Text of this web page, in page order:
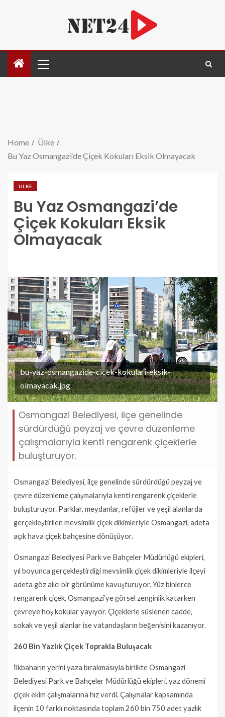
Home
Ülke
Bu Yaz Osmangazi’de Çiçek Kokuları Eksik Olmayacak
ÜLKE
Bu Yaz Osmangazi’de
Çiçek Kokuları Eksik
Olmayacak
bu-yaz-osmangazide-cicek-kokulari-eksik-
olmayacak.jpg
Osmangazi Belediyesi, ilçe genelinde
sürdürdüğü peyzaj ve çevre düzenleme
çalışmalarıyla kenti rengarenk çiçeklerle
buluşturuyor.
Osmangazi Belediyesi, ilçe genelinde sürdürdüğü peyzaj ve
çevre düzenleme çalışmalarıyla kenti rengarenk çiçeklerle
buluşturuyor. Parklar, meydanlar, refüjler ve yeşil alanlarda
gerçekleştirilen mevsimlik çiçek dikimleriyle Osmangazi, adeta
açık hava çiçek bahçesine dönüşüyor.
Osmangazi Belediyesi Park ve Bahçeler Müdürlüğü ekipleri,
yıl boyunca gerçekleştirdiği mevsimlik çiçek dikimleriyle ilçeyi
adeta göz alıcı bir görünüme kavuşturuyor. Yüz binlerce
rengarenk çiçek, Osmangazi’ye görsel zenginlik katarken
çevreye hoş kokular yayıyor. Çiçeklerle süslenen cadde,
sokak ve yeşil alanlar ise vatandaşların beğenisini kazanıyor.
260 Bin Yazlık Çiçek Toprakla Buluşacak
İlkbaharın yerini yaza bırakmasıyla birlikte Osmangazi
Belediyesi Park ve Bahçeler Müdürlüğü ekipleri, yaz dönemi
çiçek ekim çalışmalarına hız verdi. Çalışmalar kapsamında
ilçenin 10 farklı noktasında toplam 260 bin 750 adet yazlık